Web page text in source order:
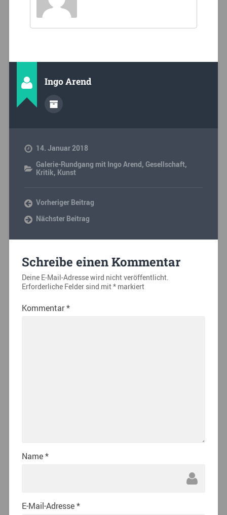
Ingo Arend
14. Januar 2018
Galerie-Rundgang mit Ingo Arend, Gesellschaft,
Kritik, Kunst
Vorheriger Beitrag
Nächster Beitrag
Schreibe einen Kommentar
Deine E-Mail-Adresse wird nicht veröffentlicht.
Erforderliche Felder sind mit*markiert
Kommentar*
Name*
E-Mail-Adresse*